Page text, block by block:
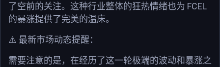
了空前的关注。这种行业整体的狂热情绪也为 FCEL
的暴涨提供了完美的温床。
⚠️ 最新市场动态提醒：
需要注意的是，在经历了这一轮极端的波动和暴涨之